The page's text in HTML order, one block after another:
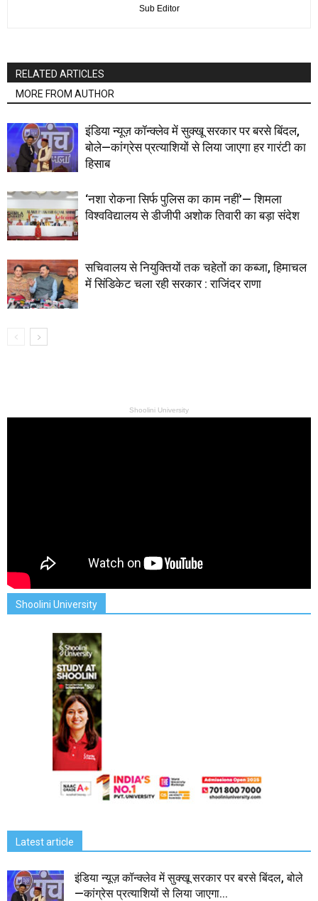
Sub Editor
RELATED ARTICLES
MORE FROM AUTHOR
इंडिया न्यूज़ कॉन्क्लेव में सुक्खू सरकार पर बरसे बिंदल,
बोले—कांग्रेस प्रत्याशियों से लिया जाएगा हर गारंटी का
हिसाब
‘नशा रोकना सिर्फ पुलिस का काम नहीं’— शिमला
विश्वविद्यालय से डीजीपी अशोक तिवारी का बड़ा संदेश
सचिवालय से नियुक्तियों तक चहेतों का कब्जा, हिमाचल
में सिंडिकेट चला रही सरकार : राजिंदर राणा
Shoolini University
Shoolini University
Latest article
इंडिया न्यूज़ कॉन्क्लेव में सुक्खू सरकार पर बरसे बिंदल, बोले
—कांग्रेस प्रत्याशियों से लिया जाएगा...